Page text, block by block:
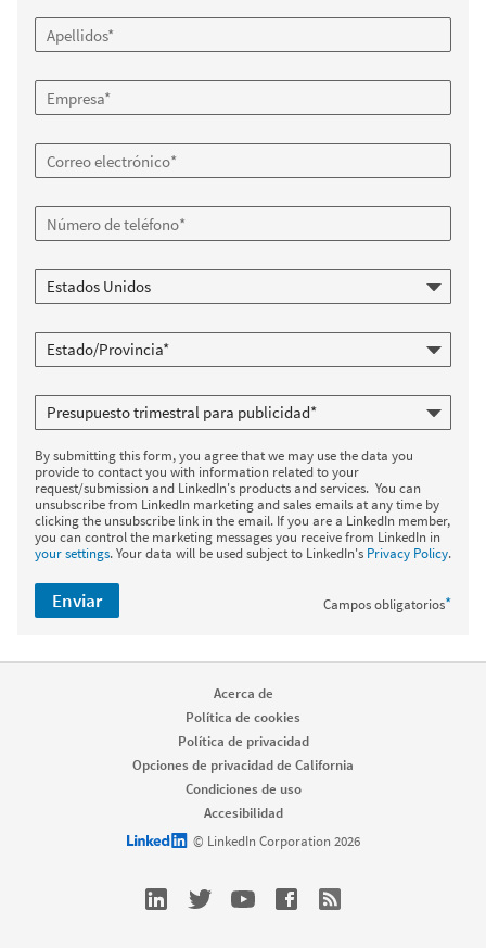
By submitting this form, you agree that we may use the data you
provide to contact you with information related to your
request/submission and LinkedIn's products and services. You can
unsubscribe from LinkedIn marketing and sales emails at any time by
clicking the unsubscribe link in the email. If you are a LinkedIn member,
you can control the marketing messages you receive from LinkedIn in
your settings. Your data will be used subject to LinkedIn's Privacy Policy.
Campos obligatorios*
Enviar
Acerca de
Política de cookies
Política de privacidad
Opciones de privacidad de California
Condiciones de uso
Accesibilidad
LinkedIn logo© LinkedIn Corporation 2026